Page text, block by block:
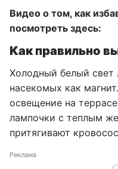
Видео о том, как
посмотреть здесь:
Как правильно
Холодный белый свет
насекомых как
освещение на
лампочки с теплым
притягивают
Реклама